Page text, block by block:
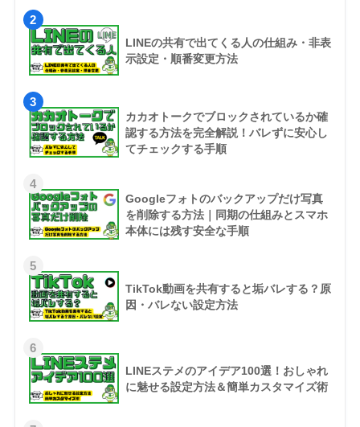
2
LINEの共有で出てくる人の仕組み・非表
示設定・順番変更方法
3
カカオトークでブロックされているか確
認する方法を完全解説！バレずに安心し
てチェックする手順
4
Googleフォトのバックアップだけ写真
を削除する方法｜同期の仕組みとスマホ
本体には残す安全な手順
5
TikTok動画を共有すると垢バレする？原
因・バレない設定方法
6
LINEステメのアイデア100選！おしゃれ
に魅せる設定方法＆簡単カスタマイズ術